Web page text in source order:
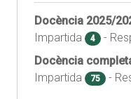
Docència 2025/
Impartida
4 -
Docència
Impartida
75 -